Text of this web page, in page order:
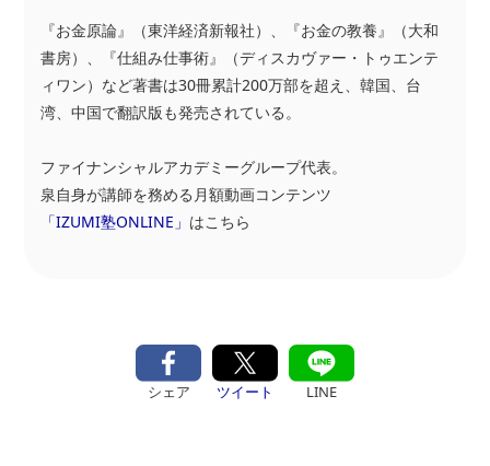
『お金原論』（東洋経済新報社）、『お金の教養』（大和
書房）、『仕組み仕事術』（ディスカヴァー・トゥエンテ
ィワン）など著書は30冊累計200万部を超え、韓国、台
湾、中国で翻訳版も発売されている。
ファイナンシャルアカデミーグループ代表。
泉自身が講師を務める月額動画コンテンツ
「IZUMI塾ONLINE」 はこちら
シェア ツイート LINE